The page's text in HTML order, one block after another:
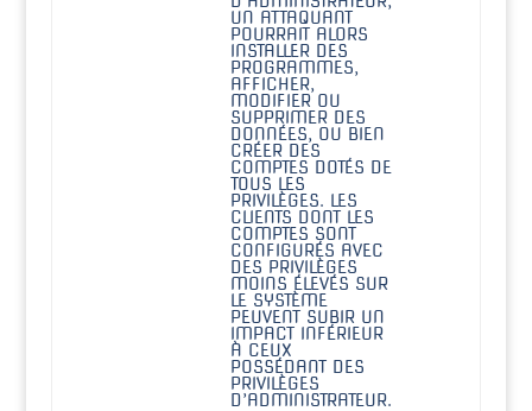
UN ATTAQUANT
POURRAIT ALORS
INSTALLER DES
PROGRAMMES,
AFFICHER,
MODIFIER OU
SUPPRIMER DES
DONNÉES, OU BIEN
CRÉER DES
COMPTES DOTÉS DE
TOUS LES
PRIVILÈGES. LES
CLIENTS DONT LES
COMPTES SONT
CONFIGURÉS AVEC
DES PRIVILÈGES
MOINS ÉLEVÉS SUR
LE SYSTÈME
PEUVENT SUBIR UN
IMPACT INFÉRIEUR
À CEUX
POSSÉDANT DES
PRIVILÈGES
D’ADMINISTRATEUR.